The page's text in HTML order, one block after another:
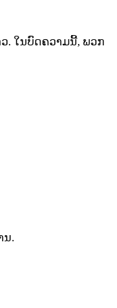
. ໃນບົດຄວາມນີ້, ພວກ
ນ.